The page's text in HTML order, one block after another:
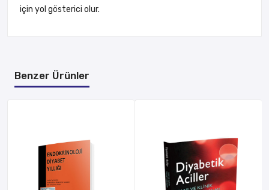
için yol gösterici olur.
Eposta adresiniz paylaşılmaz.
Benzer Ürünler